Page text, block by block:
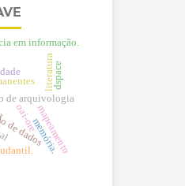
de arquivologia
dadosmapeamento
literatura
em informação.
memória.
dspace
oai-ore